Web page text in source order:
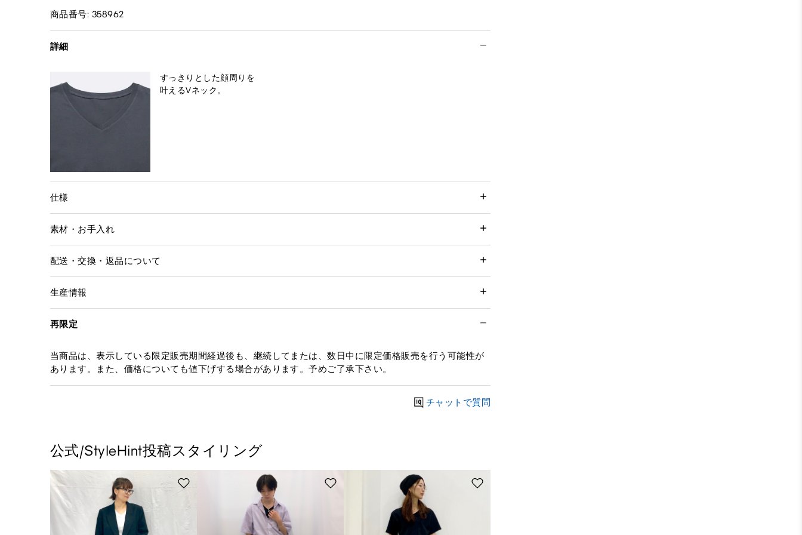
商品番号: 358962
詳細
すっきりとした顔周りを
叶えるVネック。
仕様
素材・お手入れ
配送・交換・返品について
生産情報
再限定
当商品は、表示している限定販売期間経過後も、継続してまたは、数日中に限定価格販売を行う可能性が
あります。また、価格についても値下げする場合があります。予めご了承下さい。
チャットで質問
公式/StyleHint投稿スタイリング